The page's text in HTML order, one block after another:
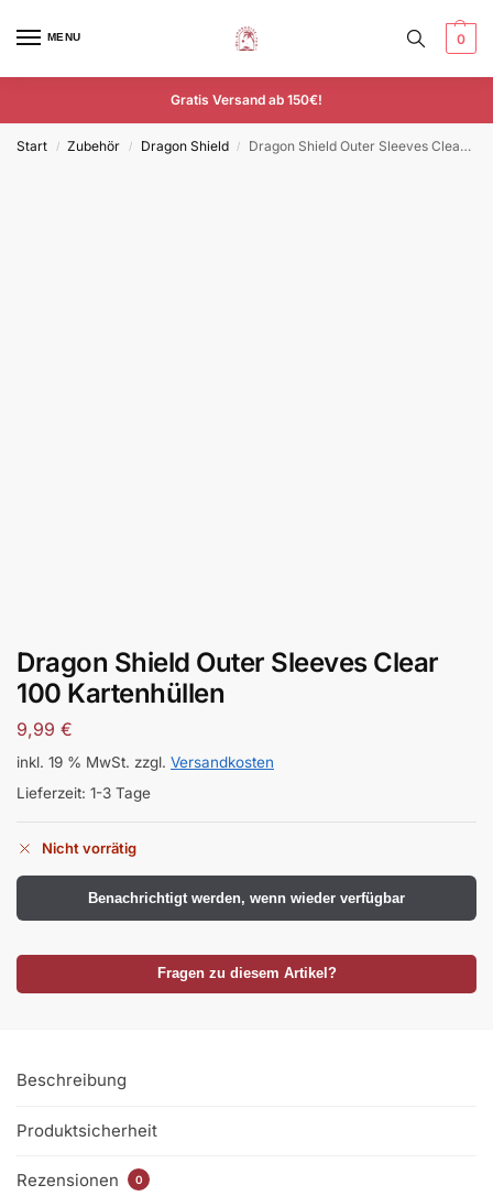
MENU 0
Gratis Versand ab 150€!
Start / Zubehör / Dragon Shield / Dragon Shield Outer Sleeves Clear 100 Kartenhüllen
Dragon Shield Outer Sleeves Clear
100 Kartenhüllen
9,99 €
inkl. 19 % MwSt. zzgl. Versandkosten
Lieferzeit: 1-3 Tage
Nicht vorrätig
Benachrichtigt werden, wenn wieder verfügbar
Fragen zu diesem Artikel?
Beschreibung
Produktsicherheit
Rezensionen 0